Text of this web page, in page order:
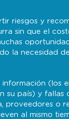
riesgos y
sin que el
la necesidad
(los
su país) y fallas
proveedores o
al mismo